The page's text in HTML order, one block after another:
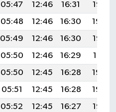
05:47 12:46 16:31
19:35
05:48 12:46 16:30
19:34
05:49 12:46 16:30
19:33
05:50 12:46 16:29
19:31
05:50 12:45 16:28
19:30
05:51 12:45 16:28
19:29
05:52 12:45 16:27
19:28